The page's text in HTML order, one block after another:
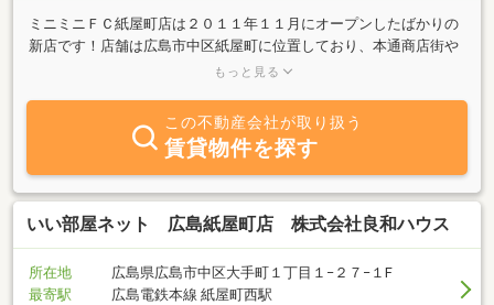
ミニミニＦＣ紙屋町店は２０１１年１１月にオープンしたばかりの
新店です！店舗は広島市中区紙屋町に位置しており、本通商店街や
エディオン本店の近くになります！広島市の中区・西区・安佐南区
ります。新築物件やリノベーション・リフォーム物件、デザイナー
ズマンション、ペット飼育可能物件、敷金０円物件などお客様のご
要望にお応えできるよう物件をご用意しております。若くて、元気
あふれるスタッフで皆様のお部屋探しのサポートをさせて頂きま
す。エリアの情報、広島のおすすめスポットなどお部屋探しのこと
以外も詳しくご説明させて頂きます。広島での賃貸情報は是非ミニ
もっと見る
この不動産会社が取り扱う
賃貸物件を探す
いい部屋ネット 広島紙屋町店 株式会社良和ハウス
所在地
広島県広島市中区大手町１丁目１−２７−１F
最寄駅
広島電鉄本線 紙屋町西駅